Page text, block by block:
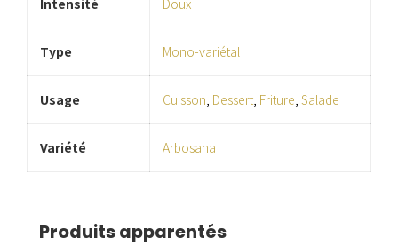
Type Mono-variétal
Usage Cuisson Dessert Friture Salade
Variété Arbosana
Produits apparentés